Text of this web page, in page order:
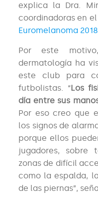
explica la Dra.
coordinadoras en
Euromelanoma 2018
Por este
dermatología ha
este club para
futbolistas. “Los
día entre sus
Por eso creo que
los signos de
porque ellos
jugadores,
zonas de difícil
como la espalda,
de las piernas”,